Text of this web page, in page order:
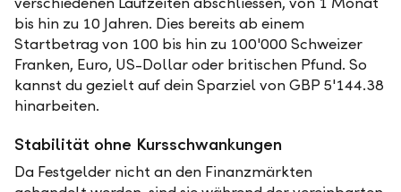
bis hin zu 10 Jahren. Dies bereits ab einem
Startbetrag von 100 bis hin zu 100'000 Schweizer
Franken, Euro, US-Dollar oder britischen Pfund. So
kannst du gezielt auf dein Sparziel von GBP 5'144.38
hinarbeiten.
Stabilität ohne Kursschwankungen
Da Festgelder nicht an den Finanzmärkten